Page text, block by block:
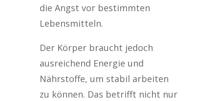
die Angst vor bestimmten
Lebensmitteln.
Der Körper braucht jedoch
ausreichend Energie und
Nährstoffe, um stabil arbeiten
zu können. Das betrifft nicht nur